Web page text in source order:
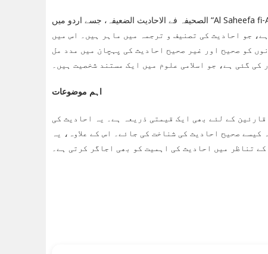
الصحیفہ فے الاحادیث الضعیفہ، جسے اردو میں “Al Saheefa fi-Ahadess e-Zaeefa” کہا جاتا ہے، ایک اہم تحقیقی کتاب ہے جو کمزور احادیث
جو احادیث کی تصنیف و ترجمہ میں ماہر ہیں۔ اس میں
کو صحیح اور غیر صحیح احادیث کی پہچان میں مدد مل
گئی ہے، جو اسلامی علوم میں ایک مستند شخصیت ہیں۔
اہم موضوعات
کے لئے بھی ایک قیمتی ذریعہ ہے۔ یہ احادیث کی
صحیح احادیث کی شناخت کی جائے۔ اس کے علاوہ، یہ
کے تناظر میں احادیث کی اہمیت کو بھی اجاگر کرتی ہے۔